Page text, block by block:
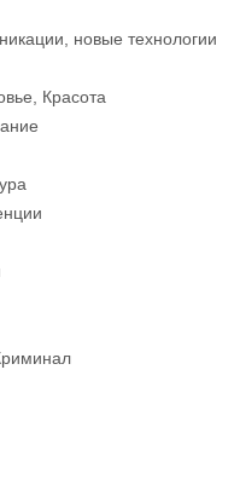
новые технологии
Красота